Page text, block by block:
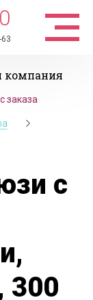
компания
заказа
с
300